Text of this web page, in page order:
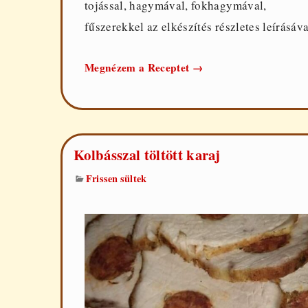
tojással, hagymával, fokhagymával,
fűszerekkel az elkészítés részletes
Megnézem a Receptet Töltött
→
Kolbásszal töltött karaj
Frissen sültek